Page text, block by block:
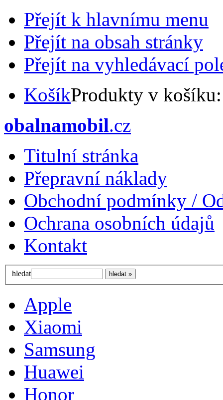
Přejít k hlavnímu menu
Přejít na obsah stránky
Přejít na vyhledávací
KošíkProdukty v
obalnamobil.cz
Titulní stránka
Přepravní náklady
Obchodní podmínky /
Ochrana osobních údajů
Kontakt
hledat
Apple
Xiaomi
Samsung
Huawei
Honor